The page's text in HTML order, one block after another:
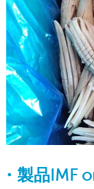
・製品IMF